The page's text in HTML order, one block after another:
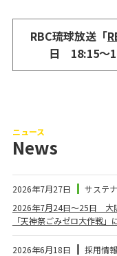
RBC琉球放送「
日 18:15～
ニュース
News
2026年7月27日
サステ
2026年7月24日～25日 大
「天神祭ごみゼロ大作戦」
2026年6月18日
採用情報